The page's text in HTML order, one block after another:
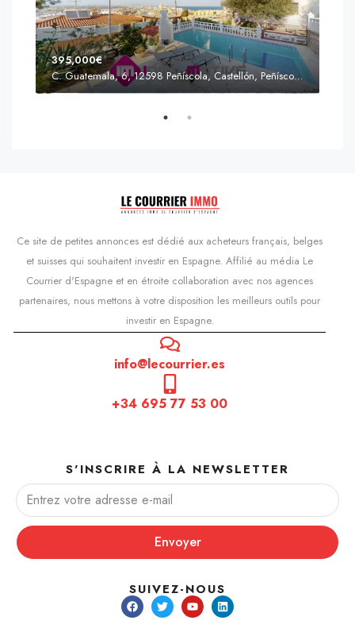
395,000€
C. Guatemala, 6, 12598 Peñíscola, Castellón, Peñíscola, Communauté valencienne
Ce site de petites annonces est dédié aux acheteurs français, belges
et suisses qui souhaitent investir en Espagne. Affilié au média Le
Courrier d'Espagne et en étroite collaboration avec nos agences
partenaires, nous mettons à votre disposition les meilleurs outils pour
investir en Espagne.
info@lecourrier.es
+34 695 77 53 00
S'INSCRIRE À LA NEWSLETTER
Envoyer
SUIVEZ-NOUS